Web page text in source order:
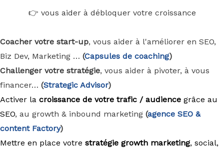
👉 vous aider à débloquer votre croissance
Coacher votre start-up, vous aider à l'améliorer en SEO,
Biz Dev, Marketing … (Capsules de coaching)
Challenger votre stratégie, vous aider à pivoter, à vous
financer… (Strategic Advisor)
Activer la croissance de votre trafic / audience grâce au
SEO, au growth & inbound marketing (agence SEO &
content Factory)
Mettre en place votre stratégie growth marketing, social,